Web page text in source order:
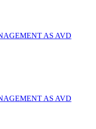
AS AVD
AS AVD